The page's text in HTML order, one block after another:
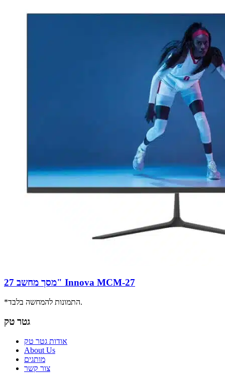
מסך מחשב 27" Innova MCM-27
*התמונות להמחשה בלבד.
גטר טק
אודות גטר טק
About Us
מותגים
צור קשר